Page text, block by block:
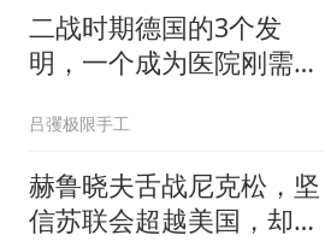
二战时期德国的3个发
明，一个成为医院刚需，
吕彏极限手工
赫鲁晓夫舌战尼克松，坚
信苏联会超越美国，却被